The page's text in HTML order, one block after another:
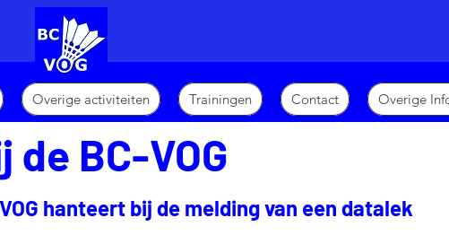
Overige activiteiten Trainingen Contact Overige
BC-VOG
hanteert bij de melding van een datalek